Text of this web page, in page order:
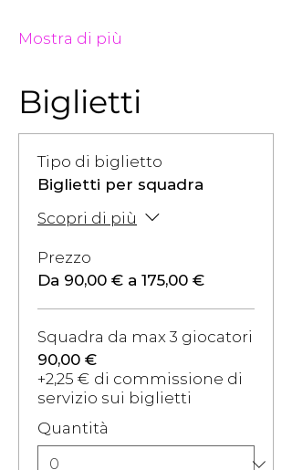
Mostra di più
Biglietti
Tipo di biglietto
Biglietti per squadra
Scopri di più
Prezzo
Da 90,00 € a 175,00 €
Squadra da max 3 giocatori
90,00 €
+2,25 € di commissione di
servizio sui biglietti
Quantità